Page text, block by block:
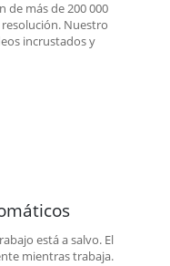
de más de 200 000
Nuestro
incrustados y
está a salvo. El
mientras trabaja.